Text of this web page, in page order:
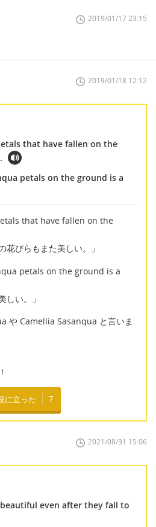
2019/01/17 23:15
2019/01/18 12:12
that have fallen on the
petals on the ground is a
that have fallen on the
花びらもまた美しい。」
petals on the ground is a
しい。」
や Camellia Sasanqua と言いま
に立った 7
2021/08/31 15:06
even after they fall to